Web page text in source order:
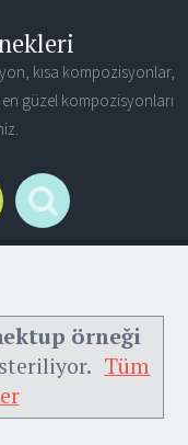
kısa kompozisyonlar,
güzel kompozisyonları
Links
Search
örneği
Tüm